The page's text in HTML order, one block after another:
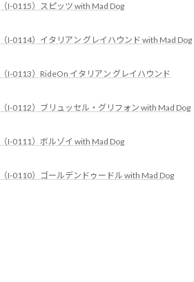
（I-0115）スピッツ with Mad Dog
（I-0114）イタリアン グレイハウンド with Mad Dog
（I-0113）RideOn イタリアン グレイハウンド
（I-0112）ブリュッセル・グリフォン with Mad Dog
（I-0111）ボルゾイ with Mad Dog
（I-0110）ゴールデンドゥードル with Mad Dog